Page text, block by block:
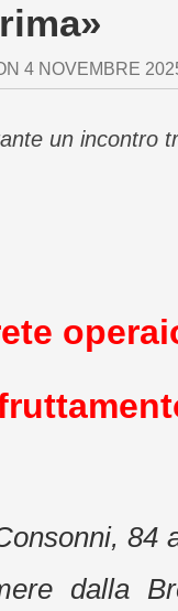
4 NOVEMBRE
un incontro
84
dalla